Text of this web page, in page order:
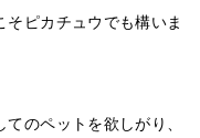
ピカチュウでも構いま
のペットを欲しがり、